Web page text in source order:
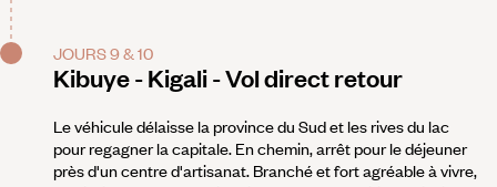
JOURS 9 & 10
Kibuye - Kigali - Vol direct retour
Le véhicule délaisse la province du Sud et les rives du lac
pour regagner la capitale. En chemin, arrêt pour le déjeuner
près d'un centre d'artisanat. Branché et fort agréable à vivre,